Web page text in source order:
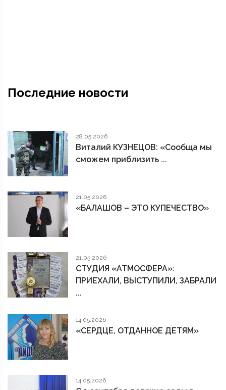
Последние новости
28.05.2026
Виталий КУЗНЕЦОВ: «Сообща мы
сможем приблизить ...
21.05.2026
«БАЛАШОВ – ЭТО КУПЕЧЕСТВО»
21.05.2026
СТУДИЯ «АТМОСФЕРА»:
ПРИЕХАЛИ, ВЫСТУПИЛИ, ЗАБРАЛИ
...
14.05.2026
«СЕРДЦЕ, ОТДАННОЕ ДЕТЯМ»
14.05.2026